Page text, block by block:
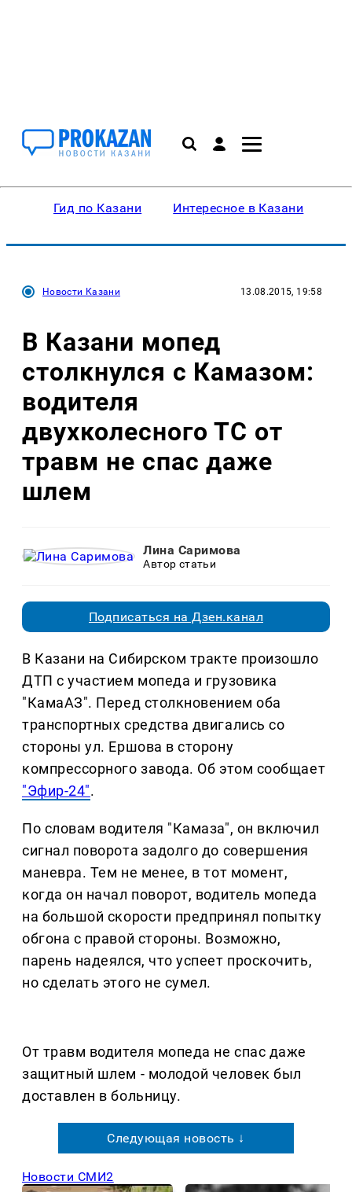
Гид по Казани Интересное в Казани
Новости Казани 13.08.2015, 19:58
В Казани мопед
столкнулся с Камазом:
водителя
двухколесного ТС от
травм не спас даже
шлем
Лина Саримова
Автор статьи
Подписаться на Дзен.канал
В Казани на Сибирском тракте произошло
ДТП с участием мопеда и грузовика
"КамаАЗ". Перед столкновением оба
транспортных средства двигались со
стороны ул. Ершова в сторону
компрессорного завода. Об этом сообщает
"Эфир-24".
По словам водителя "Камаза", он включил
сигнал поворота задолго до совершения
маневра. Тем не менее, в тот момент,
когда он начал поворот, водитель мопеда
на большой скорости предпринял попытку
обгона с правой стороны. Возможно,
парень надеялся, что успеет проскочить,
но сделать этого не сумел.
От травм водителя мопеда не спас даже
защитный шлем - молодой человек был
доставлен в больницу.
Следующая новость ↓
Новости СМИ2